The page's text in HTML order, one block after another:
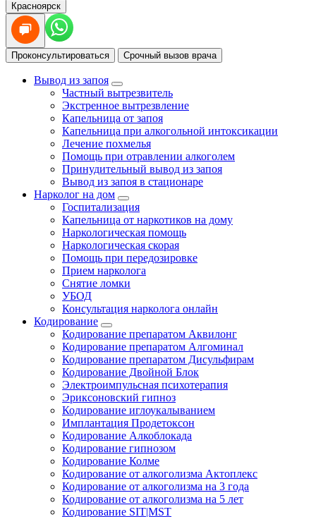
Красноярск
Проконсультироваться Срочный вызов врача
Вывод из запоя
Частный вытрезвитель
Экстренное вытрезвление
Капельница от запоя
Капельница при алкогольной интоксикации
Лечение похмелья
Помощь при отравлении алкоголем
Принудительный вывод из запоя
Вывод из запоя в стационаре
Нарколог на дом
Госпитализация
Капельница от наркотиков на дому
Наркологическая помощь
Наркологическая скорая
Помощь при передозировке
Прием нарколога
Снятие ломки
УБОД
Консультация нарколога онлайн
Кодирование
Кодирование препаратом Аквилонг
Кодирование препаратом Алгоминал
Кодирование препаратом Дисульфирам
Кодирование Двойной Блок
Электроимпульсная психотерапия
Эриксоновский гипноз
Кодирование иглоукалыванием
Имплантация Продетоксон
Кодирование Алкоблокада
Кодирование гипнозом
Кодирование Колме
Кодирование от алкоголизма Актоплекс
Кодирование от алкоголизма на 3 года
Кодирование от алкоголизма на 5 лет
Кодирование SIT|MST